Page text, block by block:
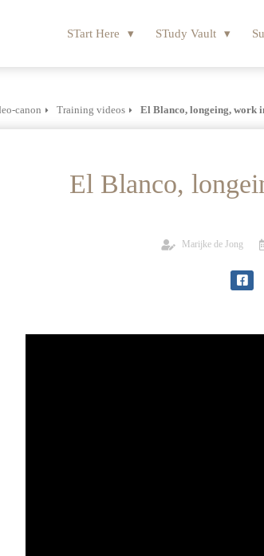
STart Here STudy Vault
canon Training videos El Blanco, longeing, work
El Blanco,
Marijke de Jong